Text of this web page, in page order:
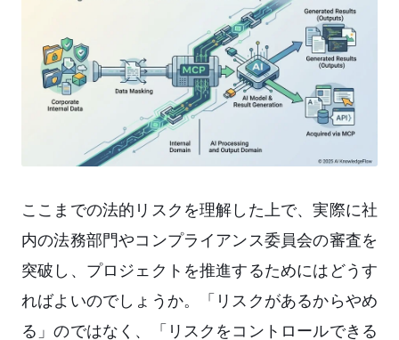
ここまでの法的リスクを理解した上で、実際に社
内の法務部門やコンプライアンス委員会の審査を
突破し、プロジェクトを推進するためにはどうす
ればよいのでしょうか。「リスクがあるからやめ
る」のではなく、「リスクをコントロールできる